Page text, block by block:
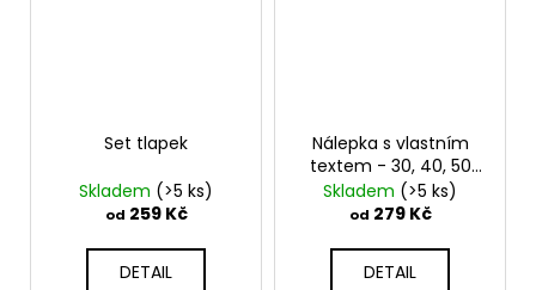
Set tlapek
Skladem (>5 ks)
od 259 Kč
DETAIL
Nálepka s vlastním
textem - 30, 40, 50
cm
Skladem (>5 ks)
od 279 Kč
DETAIL